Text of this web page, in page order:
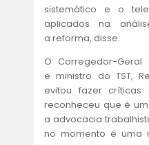
sistemático e o
aplicados na
a reforma, disse.
O Corregedor-
e ministro do TST,
evitou fazer críticas
reconheceu que é
a advocacia
no momento é uma